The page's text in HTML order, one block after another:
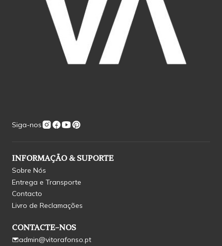
Siga-nos
INFORMAÇÃO & SUPORTE
Sobre Nós
Entrega e Transporte
Contacto
Livro de Reclamações
CONTACTE-NOS
admin@vitorafonso.pt